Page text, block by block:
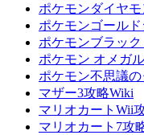
ポケモンダイヤ
ポケモンゴール
ポケモンブラッ
ポケモン オメガ
ポケモン不思議
マザー3攻略Wiki
マリオカートWii
マリオカート7攻